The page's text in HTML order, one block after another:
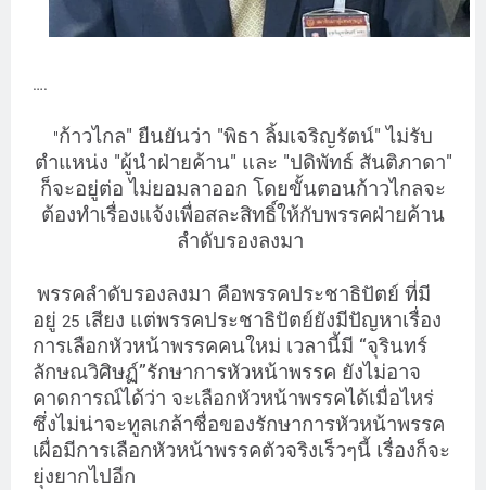
….
"ก้าวไกล" ยืนยันว่า "พิธา ลิ้มเจริญรัตน์" ไม่รับ
ตำแหน่ง "ผู้นำฝ่ายค้าน" และ "ปดิพัทธ์ สันติภาดา"
ก็จะอยู่ต่อ ไม่ยอมลาออก โดยขั้นตอนก้าวไกลจะ
ต้องทำเรื่องแจ้งเพื่อสละสิทธิ์ให้กับพรรคฝ่ายค้าน
ลำดับรองลงมา
พรรคลำดับรองลงมา คือพรรคประชาธิปัตย์ ที่มี
อยู่ 25 เสียง แต่พรรคประชาธิปัตย์ยังมีปัญหาเรื่อง
การเลือกหัวหน้าพรรคคนใหม่ เวลานี้มี “จุรินทร์
ลักษณวิศิษฏ์”รักษาการหัวหน้าพรรค ยังไม่อาจ
คาดการณ์ได้ว่า จะเลือกหัวหน้าพรรคได้เมื่อไหร่
ซึ่งไม่น่าจะทูลเกล้าชื่อของรักษาการหัวหน้าพรรค
เผื่อมีการเลือกหัวหน้าพรรคตัวจริงเร็วๆนี้ เรื่องก็จะ
ยุ่งยากไปอีก